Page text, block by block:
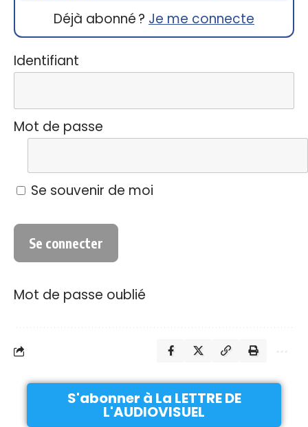
Déjà abonné ? Je me connecte
Identifiant
Mot de passe
Se souvenir de moi
Mot de passe oublié
S'abonner à La LETTRE DE
L'AUDIOVISUEL